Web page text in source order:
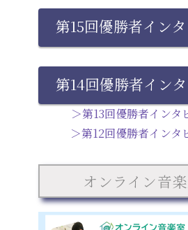
第15回優勝者イン
第14回優勝者イン
＞第13回優勝者インタ
＞第12回優勝者インタ
オンライン音